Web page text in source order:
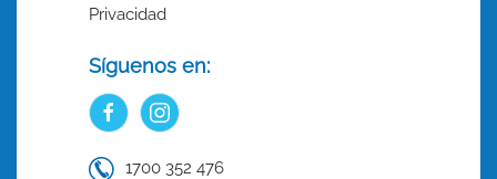
Privacidad
Síguenos en:
1700 352 476